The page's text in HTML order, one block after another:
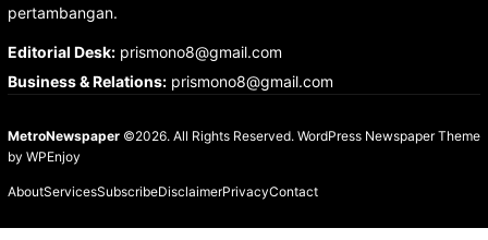
pertambangan.
Editorial Desk:prismono8@gmail.com
Business & Relations:prismono8@gmail.com
MetroNewspaper©2026. All Rights Reserved. WordPress Newspaper Theme
by WPEnjoy
AboutServicesSubscribeDisclaimerPrivacyContact